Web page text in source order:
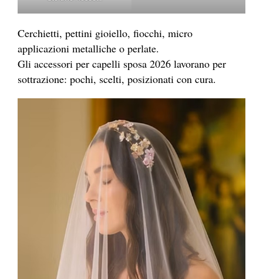
Cerchietti, pettini gioiello, fiocchi, micro
applicazioni metalliche o perlate.
Gli accessori per capelli sposa 2026 lavorano per
sottrazione: pochi, scelti, posizionati con cura.